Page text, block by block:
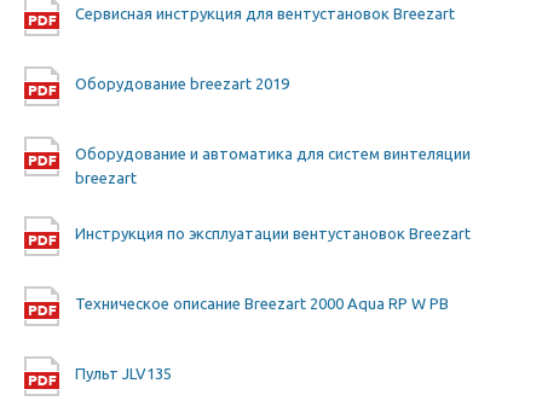
Сервисная инструкция для вентустановок Breezart
Оборудование breezart 2019
Оборудование и автоматика для систем винтеляции
breezart
Инструкция по эксплуатации вентустановок Breezart
Техническое описание Breezart 2000 Aqua RP W PB
Пульт JLV135